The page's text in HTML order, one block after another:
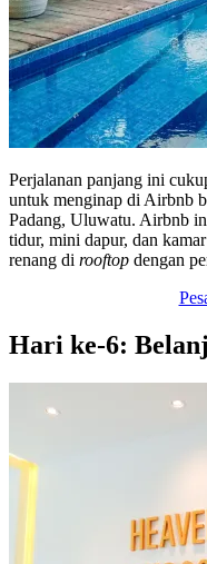
Perjalanan panjang ini
untuk menginap di Airbnb
Padang, Uluwatu. Airbnb
tidur, mini dapur, dan
renang di rooftop dengan
Hari ke-6: